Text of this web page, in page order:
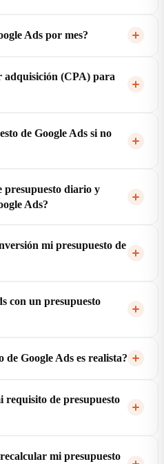
Ads por mes?
adquisición (CPA) para
de Google Ads si no
presupuesto diario y
Ads?
mi presupuesto de
con un presupuesto
de Google Ads es realista?
requisito de presupuesto
mi presupuesto